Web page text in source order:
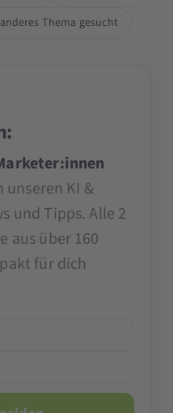
Thema gesucht
KI &
und Tipps. Alle 2
aus über 160
für dich